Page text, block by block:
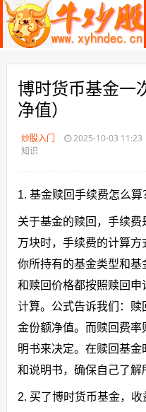
博时货币基金一
净值）
炒股入门 2025-10-03 11:23
知识
1. 基金赎回手续费怎么算
关于基金的赎回，手续
万块时，手续费的计算
你所持有的基金类型和
和赎回价格都按照赎回
计算。公式告诉我们：
金份额净值。而赎回费
明书来决定。在赎回基
和说明书，确保自己了解
2. 买了博时货币基金，收